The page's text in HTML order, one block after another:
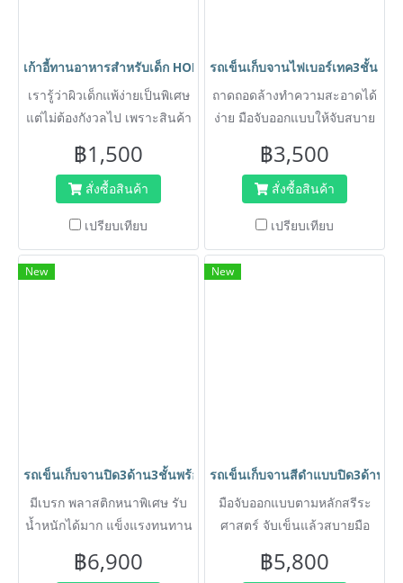
เก้าอี้ทานอาหารสำหรับเด็ก HORECAT 56053
เรารู้ว่าผิวเด็กแพ้ง่ายเป็นพิเศษ
แต่ไม่ต้องกังวลไป เพราะสินค้า
จากสารต่าง ๆ ที่อาจเป็น
อันตรายต่อผิวหนังและสุขภาพ
ของเจ้าตัวน้อย
฿1,500
สั่งซื้อสินค้า
เปรียบเทียบ
รถเข็นเก็บจานไฟเบอร์เทค3ชั้น ห
ถาดถอดล้างทำความสะอาดได้
ง่าย มือจับออกแบบให้จับสบาย
฿3,500
สั่งซื้อสินค้า
เปรียบเทียบ
New
รถเข็นเก็บจานปิด3ด้าน3ชั้นพร้อมกล่องอเนกประสงค์สำหรับใส่เศษอา
มีเบรก พลาสติกหนาพิเศษ รับ
น้ำหนักได้มาก แข็งแรงทนทาน
สนิม
฿6,900
New
รถเข็นเก็บจานสีดำแบบปิด3ด้านสว
มือจับออกแบบตามหลักสรีระ
ศาสตร์ จับเข็นแล้วสบายมือ
ได้ง่าย ไม่เป็นสนิม พลาสติก
฿5,800